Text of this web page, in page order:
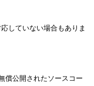
していない場合もありま
償公開されたソースコー